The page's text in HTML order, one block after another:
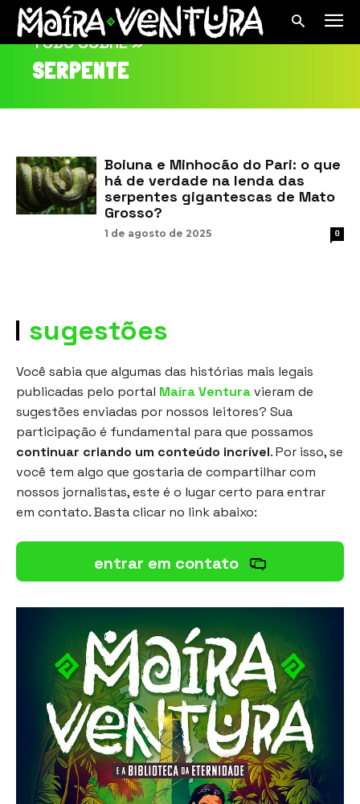
TUDO SOBRE »
SERPENTE
Boiuna e Minhocão do Pari: o que
há de verdade na lenda das
serpentes gigantescas de Mato
Grosso?
1 de agosto de 2025 0
sugestões
Você sabia que algumas das histórias mais legais
publicadas pelo portal Maíra Venturavieram de
sugestões enviadas por nossos leitores? Sua
participação é fundamental para que possamos
continuar criando um conteúdo incrível. Por isso, se
você tem algo que gostaria de compartilhar com
nossos jornalistas, este é o lugar certo para entrar
em contato. Basta clicar no link abaixo:
entrar em contato